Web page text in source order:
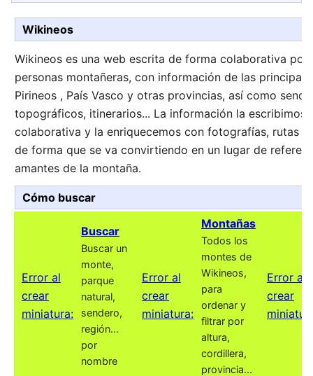
Wikineos
Wikineos es una web escrita de forma colaborativa por
personas montañeras, con información de las
Pirineos , País Vasco y otras provincias, así como
topográficos, itinerarios... La información la escribimos
colaborativa y la enriquecemos con fotografías, rutas
de forma que se va convirtiendo en un lugar de
amantes de la montaña.
Cómo buscar
Error al
crear
miniatura:
Buscar
Buscar un
monte,
parque
natural,
sendero,
región...
por
nombre
Error al
crear
miniatura:
Montañas
Todos los
montes de
Wikineos,
para
ordenar y
filtrar por
altura,
cordillera,
provincia...
Error al
crear